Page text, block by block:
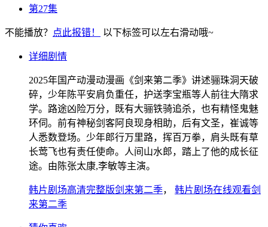
第27集
不能播放？ 点此报错！ 以下标签可以左右滑动哦~
详细剧情
2025年国产动漫动漫画《剑来第二季》讲述骊珠洞天破
碎，少年陈平安肩负重任，护送李宝瓶等人前往大隋求
学。路途凶险万分，既有大骊铁骑追杀，也有精怪鬼魅
环伺。前有神秘剑客阿良现身相助，后有文圣，崔诚等
人悉数登场。少年郎行万里路，挥百万拳，肩头既有草
长莺飞也有责任使命。人间山水郎，踏上了他的成长征
途。由陈张太康,李敏等主演。
韩片剧场高清完整版剑来第二季，
韩片剧场在线观看剑
来第二季